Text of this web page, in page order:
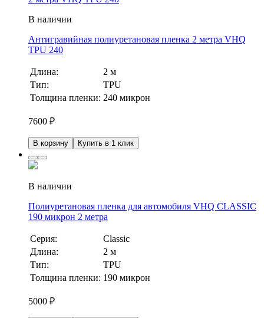
В наличии
Антигравийная полиуретановая пленка 2 метра VHQ
TPU 240
Длина:
2 м
Тип:
TPU
Толщина пленки: 240 микрон
7600 ₽
В корзину Купить в 1 клик
В наличии
Полиуретановая пленка для автомобиля VHQ CLASSIC
190 микрон 2 метра
Серия:
Classic
Длина:
2 м
Тип:
TPU
Толщина пленки: 190 микрон
5000 ₽